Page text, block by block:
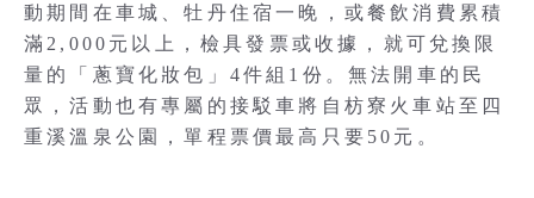
動期間在車城、牡丹住宿一晚，或餐飲消費累積
滿2,000元以上，檢具發票或收據，就可兌換限
量的「蔥寶化妝包」4件組1份。無法開車的民
眾，活動也有專屬的接駁車將自枋寮火車站至四
重溪溫泉公園，單程票價最高只要50元。